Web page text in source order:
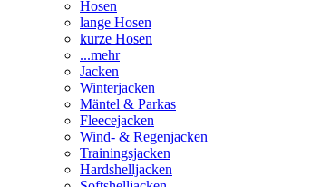
Hosen
lange Hosen
kurze Hosen
...mehr
Jacken
Winterjacken
Mäntel & Parkas
Fleecejacken
Wind- & Regenjacken
Trainingsjacken
Hardshelljacken